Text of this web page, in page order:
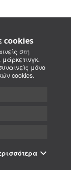
cookies
στη
μάρκετινγκ.
μόνο
cookies.